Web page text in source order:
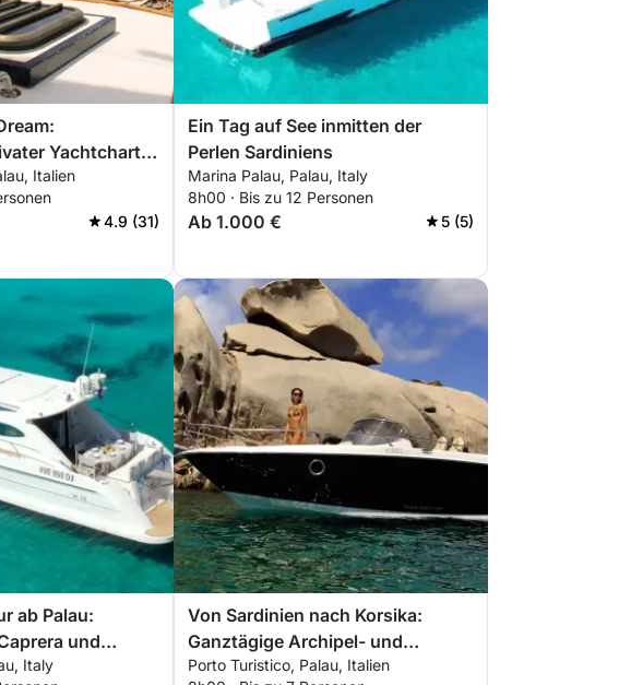
Yachtcharter
Italien
4.9 (31)
Ein Tag auf See inmitten der
Perlen Sardiniens
Marina Palau, Palau, Italy
8h00 · Bis zu 12 Personen
Ab 1.000 € 5 (5)
ab Palau:
und
Italy
Von Sardinien nach Korsika:
Ganztägige Archipel- und
Inselhopping-Tour
Porto Turistico, Palau, Italien